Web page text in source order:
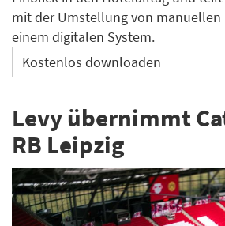
mit der Umstellung von manuellen
einem digitalen System.
Kostenlos downloaden
Levy übernimmt
RB Leipzig